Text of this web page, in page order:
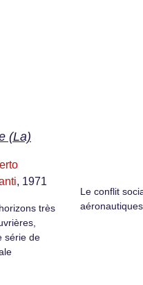
(La)
, 1971
très
série de
Le conflit